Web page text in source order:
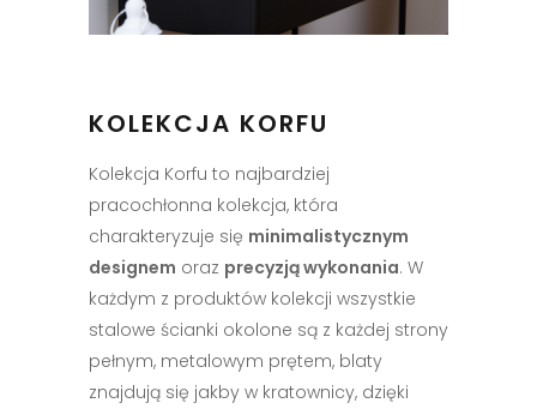
KOLEKCJA KORFU
Kolekcja Korfu to najbardziej
pracochłonna kolekcja, która
charakteryzuje się minimalistycznym
designem oraz precyzją wykonania. W
każdym z produktów kolekcji wszystkie
stalowe ścianki okolone są z każdej strony
pełnym, metalowym prętem, blaty
znajdują się jakby w kratownicy, dzięki